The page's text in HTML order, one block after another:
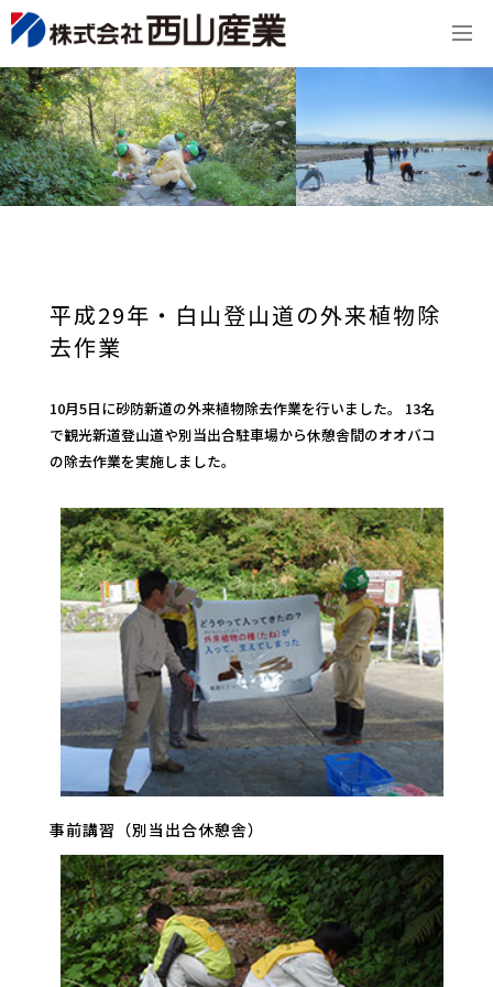
平成29年・白山登山道の外来植物除
去作業
10月5日に砂防新道の外来植物除去作業を行いました。 13名
で観光新道登山道や別当出合駐車場から休憩舎間のオオバコ
の除去作業を実施しました。
事前講習（別当出合休憩舎）